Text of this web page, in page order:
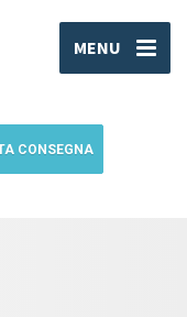
MENU
CONSEGNA